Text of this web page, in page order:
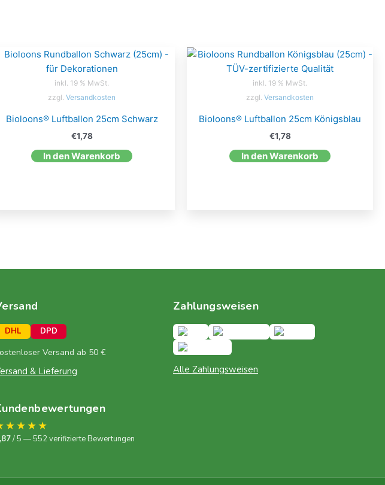
inkl. 19 % MwSt.
zzgl. Versandkosten
Bioloons® Luftballon 25cm Schwarz
€1,78
In den Warenkorb
inkl. 19 % MwSt.
zzgl. Versandkosten
Bioloons® Luftballon 25cm Königsblau
€1,78
In den Warenkorb
DHL DPD
Versand ab 50 €
& Lieferung
/ 5 — 552 verifizierte Bewertungen
Zahlungsweisen
Alle Zahlungsweisen